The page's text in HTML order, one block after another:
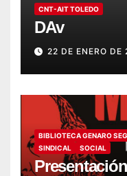
CNT-AIT TOLEDO
DAv
22 DE ENERO DE
BIBLIOTECA GENARO
SINDICAL
SOCIAL